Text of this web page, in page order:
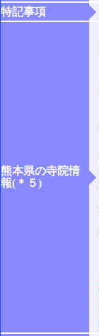
特記事項
熊本県の寺院情
報(＊５)